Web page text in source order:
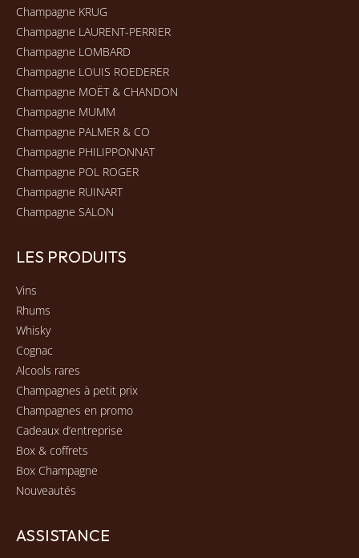
Champagne KRUG
Champagne LAURENT-PERRIER
Champagne LOMBARD
Champagne LOUIS ROEDERER
Champagne MOËT & CHANDON
Champagne MUMM
Champagne PALMER & CO
Champagne PHILIPPONNAT
Champagne POL ROGER
Champagne RUINART
Champagne SALON
LES PRODUITS
Vins
Rhums
Whisky
Cognac
Alcools rares
Champagnes à petit prix
Champagnes en promo
Cadeaux d’entreprise
Box & coffrets
Box Champagne
Nouveautés
ASSISTANCE